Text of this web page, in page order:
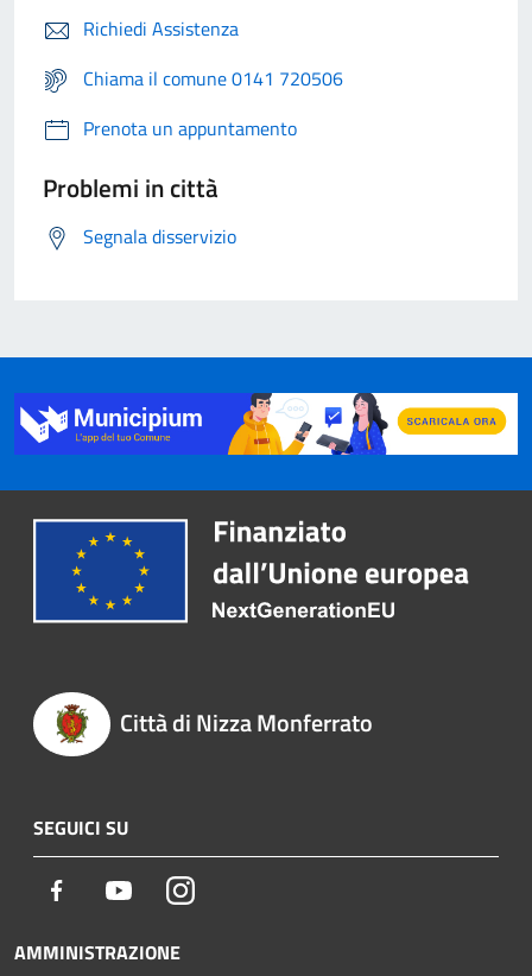
Richiedi Assistenza
Chiama il comune 0141 720506
Prenota un appuntamento
Problemi in città
Segnala disservizio
Città di Nizza Monferrato
SEGUICI SU
Facebook YoutubeInstagram
AMMINISTRAZIONE